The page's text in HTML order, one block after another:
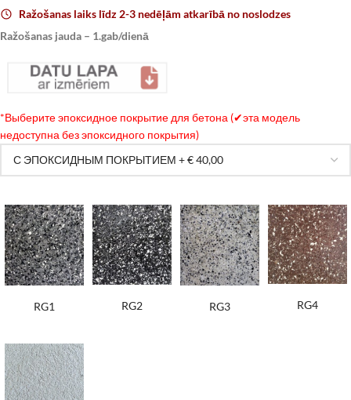
Ražošanas laiks līdz 2-3 nedēļām atkarībā no noslodzes
Ražošanas jauda – 1.gab/dienā
*Выберите эпоксидное покрытие для бетона (✔эта модель
недоступна без эпоксидного покрытия)
RG1 RG2 RG3 RG4